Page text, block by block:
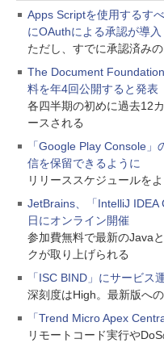
Apps Scriptを使用するす
にOAuthによる承認が導入
ただし、すでに承認済み
The Document
料を年4回公開すると発表
各四半期の初めに過去12
ースされる
「Google Play Console
信を保留できるように
リリーススケジュールを
JetBrains、「IntelliJ
日にオンライン開催
参加費無料で最新のJava
クが取り上げられる
「ISC BIND」にサービス
深刻度はHigh。最新版へ
「Trend Micro Apex
リモートコード実行や